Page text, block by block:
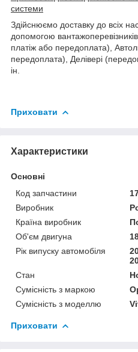
системи
Здійснюємо доставку до всіх
допомогою
платіж або передоплата),
передоплата), Делівері
ін.
Приховати
Характеристики
Основні
Код запчастини
Виробник
Країна виробник
Об'єм двигуна
Рік випуску автомобіля
Стан
Сумісність з маркою
Сумісність з моделлю
Приховати